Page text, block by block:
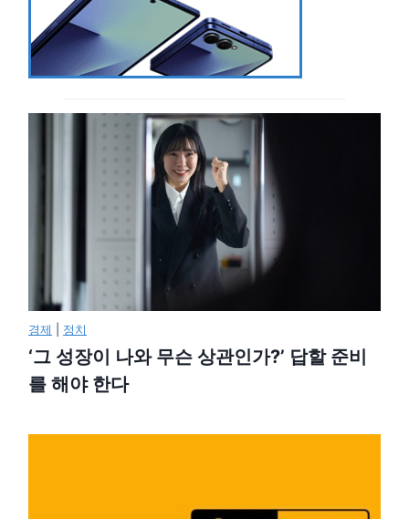
경제 정치
‘그 성장이 나와 무슨 상관인가?’ 답할 준비
를 해야 한다